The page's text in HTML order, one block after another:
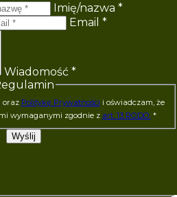
Imię/nazwa *
Email *
Wiadomość *
oraz Politykę Prywatności
wymaganymi zgodnie z art. 13 RODO. *
Wyślij